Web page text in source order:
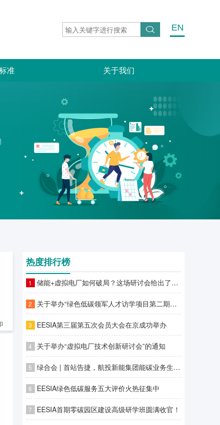
EN
准 关于我们
热度排行榜
1 储能+虚拟电厂如何破局？这场研讨会给出了答案
2 关于举办“绿色低碳领军人才访学项目第二期—零碳园区建设高级研学班”的通知
3 EESIA第三届第五次会员大会在京成功举办
4 关于举办“虚拟电厂技术创新研讨会”的通知
5 绿合会 | 首站告捷，航投新能集团能碳业务生态合作伙伴专场对接会广州站圆满落幕
6 EESIA绿色低碳服务五大评价火热征集中
7 EESIA首期零碳园区建设高级研学班圆满收官！